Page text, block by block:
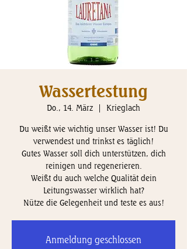
Wassertestung
Do., 14. März
  |
Krieglach
Du weißt wie wichtig unser Wasser ist! Du
verwendest und trinkst es täglich!
Gutes Wasser soll dich unterstützen, dich
reinigen und regenerieren.
Weißt du auch welche Qualität dein
Leitungswasser wirklich hat?
Nütze die Gelegenheit und teste es aus!
Anmeldung geschlossen